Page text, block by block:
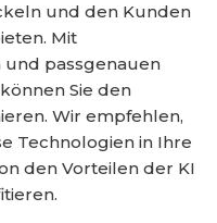
und den Kunden
Mit
passgenauen
Sie den
Wir empfehlen,
Technologien in Ihre
den Vorteilen der KI